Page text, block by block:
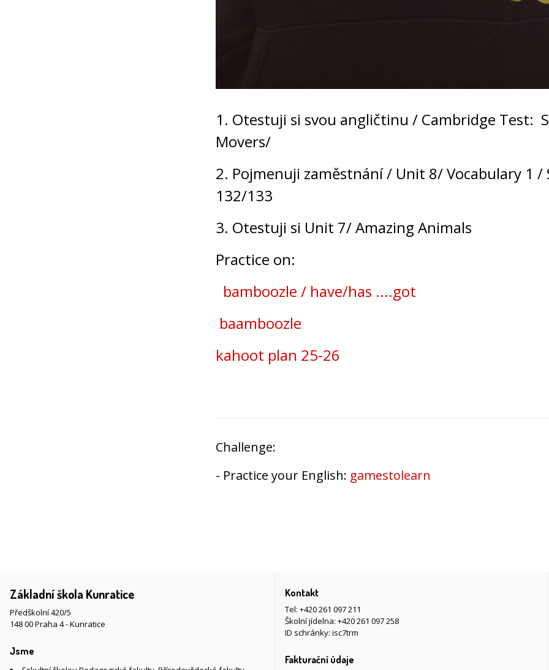
1. Otestuji si svou angličtinu / Cambridge Test:
Movers/
2. Pojmenuji zaměstnání / Unit 8/ Vocabulary 1 /
132/133
3. Otestuji si Unit 7/ Amazing Animals
Practice on:
bamboozle / have/has ....got
baamboozle
kahoot plan 25-26
Challenge:
- Practice your English: gamestolearn
Základní škola Kunratice
Předškolní 420/5
148 00 Praha 4 - Kunratice
Jsme
Kontakt
Tel: +420 261 097 211
Školní jídelna: +420 261 097 258
ID schránky: isc7trm
Fakturační údaje